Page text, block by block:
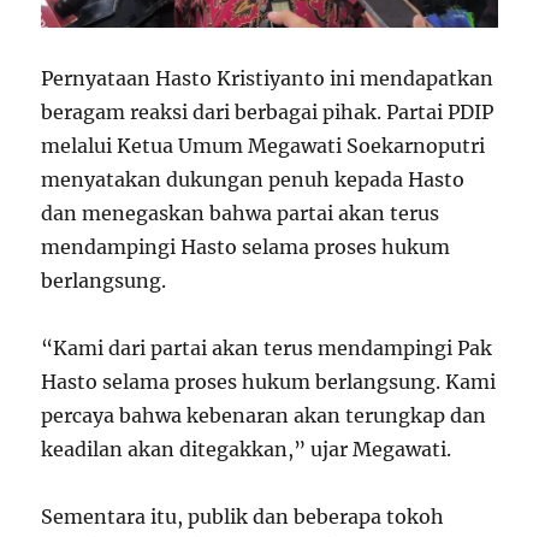
Pernyataan Hasto Kristiyanto ini mendapatkan
beragam reaksi dari berbagai pihak. Partai PDIP
melalui Ketua Umum Megawati Soekarnoputri
menyatakan dukungan penuh kepada Hasto
dan menegaskan bahwa partai akan terus
mendampingi Hasto selama proses hukum
berlangsung.
“Kami dari partai akan terus mendampingi Pak
Hasto selama proses hukum berlangsung. Kami
percaya bahwa kebenaran akan terungkap dan
keadilan akan ditegakkan,” ujar Megawati.
Sementara itu, publik dan beberapa tokoh